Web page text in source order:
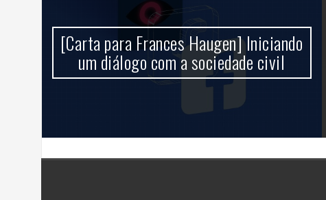
[Carta para Frances Haugen] Iniciando
um diálogo com a sociedade civil